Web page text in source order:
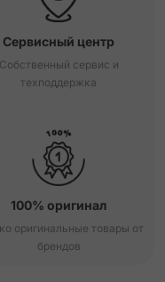
Сервисный центр
Собственный сервис и
техподдержка
100% оригинал
оригинальные товары от
брендов